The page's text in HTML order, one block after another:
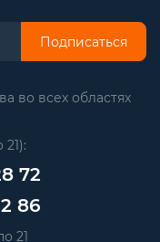
Подписаться
во всех областях
72
86
21